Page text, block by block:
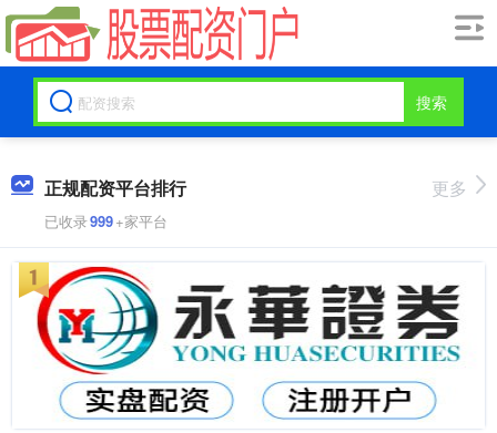
搜索
正规配资平台排行
已收录999+家平台
更多